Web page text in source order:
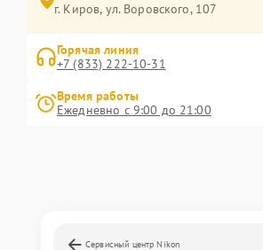
г. Киров, ул. Воровского, 107
Горячая линия
+7 (833) 222-10-31
Время работы
Ежедневно с 9:00 до 21:00
Сервисный центр Nikon